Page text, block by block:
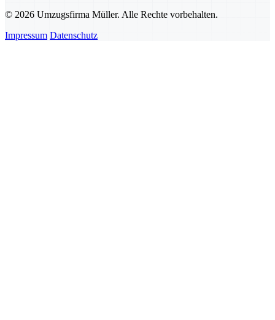
© 2026 Umzugsfirma Müller. Alle Rechte vorbehalten.
Impressum Datenschutz